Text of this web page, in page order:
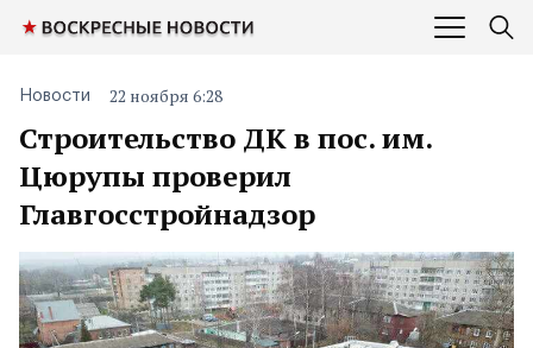
Строительство ДК в пос. им.
Цюрупы проверил
Главгосстройнадзор
Новости 22 ноября 6:28